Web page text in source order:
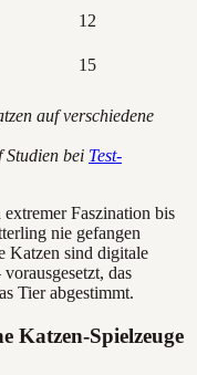
12
15
auf verschiedene
Studien bei Test-
Faszination bis
nie gefangen
Katzen sind digitale
das
Tier abgestimmt.
Katzen-Spielzeuge